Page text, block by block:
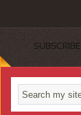
SUBSCRIBE